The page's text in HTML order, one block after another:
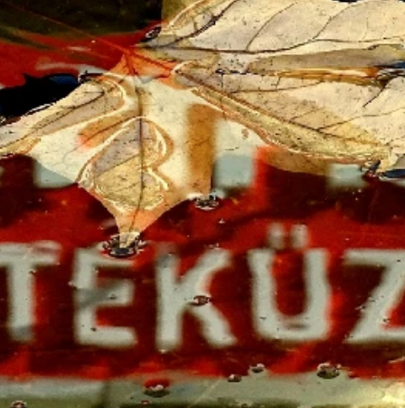
.